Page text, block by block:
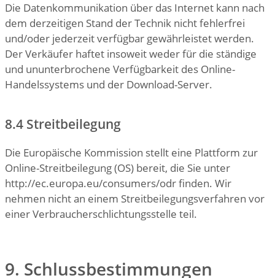
Die Datenkommunikation über das Internet kann nach
dem derzeitigen Stand der Technik nicht fehlerfrei
und/oder jederzeit verfügbar gewährleistet werden.
Der Verkäufer haftet insoweit weder für die ständige
und ununterbrochene Verfügbarkeit des Online-
Handelssystems und der Download-Server.
8.4 Streitbeilegung
Die Europäische Kommission stellt eine Plattform zur
Online-Streitbeilegung (OS) bereit, die Sie unter
http://ec.europa.eu/consumers/odr finden. Wir
nehmen nicht an einem Streitbeilegungsverfahren vor
einer Verbraucherschlichtungsstelle teil.
9. Schlussbestimmungen